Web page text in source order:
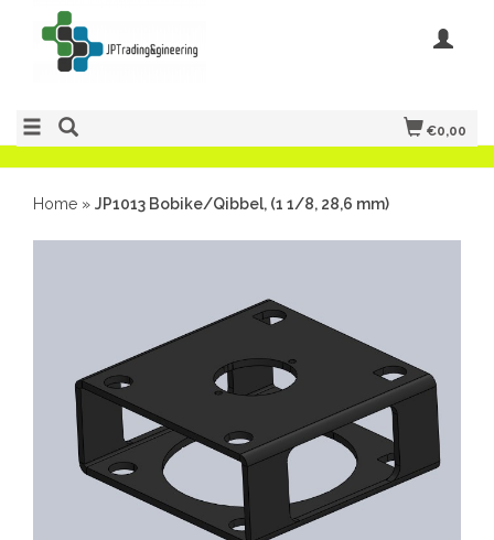
€0,00
Home » JP1013 Bobike/Qibbel, (1 1/8, 28,6 mm)